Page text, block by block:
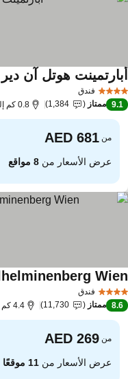
فندق
هوتل آن
9.1 ممتاز 1,384 0.8 كم إلى Hofburg Palace
من
عرض الأسعار من8 مواقع
فندق
8.6 ممتاز 11,730 4.4 كم إلى Schoenbrunn Palace
من
عرض الأسعار من11 موقعًا